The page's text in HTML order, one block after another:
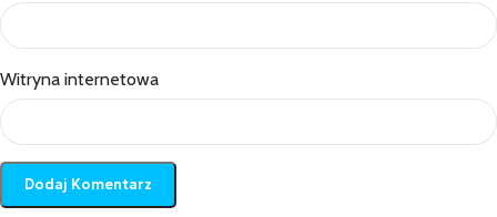
Witryna internetowa